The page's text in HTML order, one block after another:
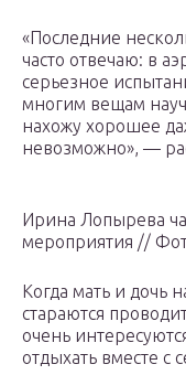
«Последние
часто отвечаю: в
серьезное
многим вещам
нахожу хорошее
невозможно», —
Ирина Лопырева
мероприятия //
Когда мать и дочь
стараются
очень
отдыхать вместе с